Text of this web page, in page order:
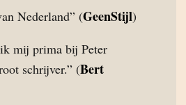
Nederland” (GeenStijl)
mij prima bij Peter
schrijver.” (Bert